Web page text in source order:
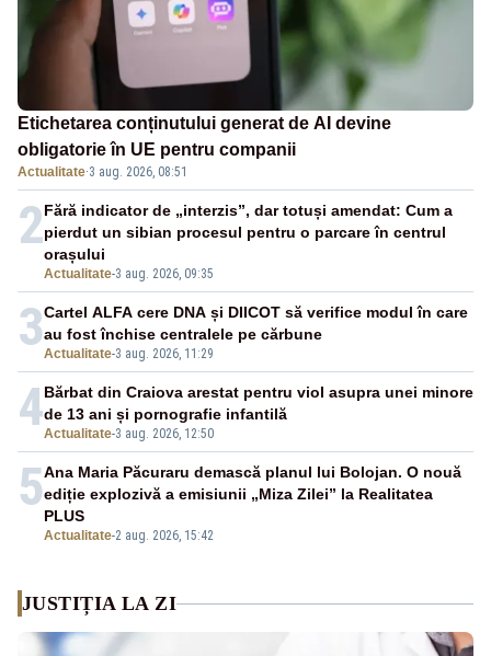
Etichetarea conținutului generat de AI devine
obligatorie în UE pentru companii
Actualitate·3 aug. 2026, 08:51
2
Actualitate-3 aug. 2026, 09:35
Fără indicator de „interzis”, dar totuși amendat: Cum a
pierdut un sibian procesul pentru o parcare în centrul
orașului
3Actualitate-3 aug. 2026, 11:29
Cartel ALFA cere DNA și DIICOT să verifice modul în care
au fost închise centralele pe cărbune
4Actualitate-3 aug. 2026, 12:50
Bărbat din Craiova arestat pentru viol asupra unei minore
de 13 ani și pornografie infantilă
5
Actualitate-2 aug. 2026, 15:42
Ana Maria Păcuraru demască planul lui Bolojan. O nouă
ediție explozivă a emisiunii „Miza Zilei” la Realitatea
PLUS
JUSTIȚIA LA ZI